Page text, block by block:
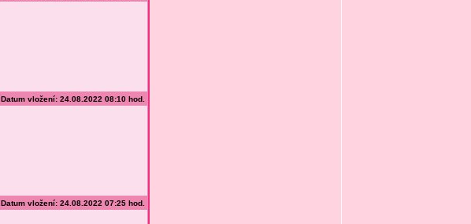
Datum vložení: 24.08.2022 08:10 hod.
Datum vložení: 24.08.2022 07:25 hod.